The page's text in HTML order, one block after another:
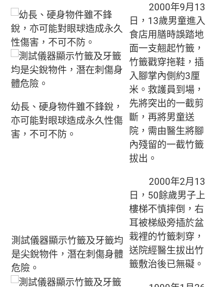
幼長、硬身物件雖不鋒銳，
亦可能對眼球造成永久性傷
害，不可不防。
測試儀器顯示竹籤及牙籤均
是尖銳物件，潛在刺傷身體
危險。
2000年9月13
日，13歲男童進入
食店用膳時誤踏地
面一支翹起竹籤，
竹籤戳穿拖鞋，插
入腳掌內側約3厘
米。救護員到場，
先將突出的一截剪
斷，再將男童送
院，需由醫生將腳
內殘留的一截竹籤
拔出。
2000年2月13
日，50餘歲男子上
樓梯不慎摔倒，右
耳被梯級旁插於盆
栽裡的竹籤刺穿，
送院經醫生拔出竹
籤敷治後已無礙。